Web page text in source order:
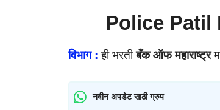
Police Patil
विभाग :ही भरतीबँक ऑफ महाराष्ट्र
नवीन अपडेट साठी ग्रुप